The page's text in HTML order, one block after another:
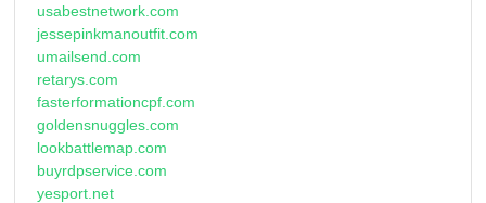
usabestnetwork.com
jessepinkmanoutfit.com
umailsend.com
retarys.com
fasterformationcpf.com
goldensnuggles.com
lookbattlemap.com
buyrdpservice.com
yesport.net